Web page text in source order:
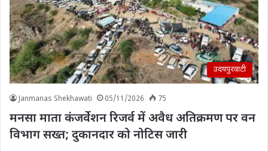
उदयपुरवाटी
Janmanas Shekhawati 05/11/2026 75
मनसा माता कंजर्वेशन रिजर्व में अवैध अतिक्रमण पर वन
विभाग सख्त; दुकानदार को नोटिस जारी